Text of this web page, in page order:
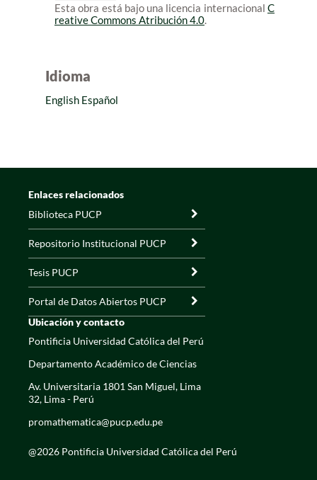
Esta obra está bajo una licencia internacional C
reative Commons Atribución 4.0.
Idioma
English Español
Enlaces relacionados
Biblioteca PUCP
Repositorio Institucional PUCP
Tesis PUCP
Portal de Datos Abiertos PUCP
Ubicación y contacto
Pontificia Universidad Católica del Perú
Departamento Académico de Ciencias
Av. Universitaria 1801 San Miguel, Lima
32, Lima - Perú
promathematica@pucp.edu.pe
@2026 Pontificia Universidad Católica del Perú